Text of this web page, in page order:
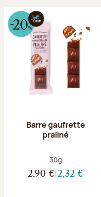
Barre gaufrette
praliné
Poids net :
30g
2,90 € 2,32 €